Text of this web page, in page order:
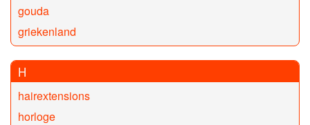
gouda
griekenland
H
hairextensions
horloge